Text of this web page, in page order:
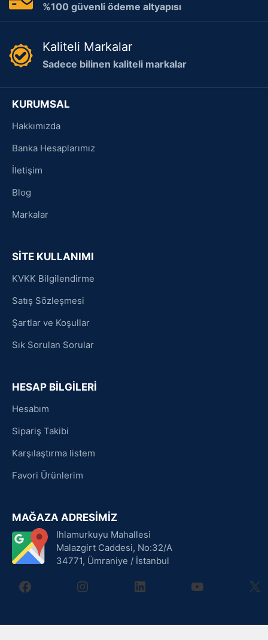
%100 güvenli ödeme altyapısı
Kaliteli Markalar
Sadece bilinen kaliteli markalar
KURUMSAL
Hakkımızda
Banka Hesaplarımız
İletişim
Blog
Markalar
SİTE KULLANIMI
KVKK Bilgilendirme
Satış Sözleşmesi
Şartlar ve Koşullar
Sık Sorulan Sorular
HESAP BİLGİLERİ
Hesabım
Sipariş Takibi
Karşılaştırma listem
Favori Ürünlerim
MAĞAZA ADRESİMİZ
Ihlamurkuyu Mahallesi
Malazgirt Caddesi, No:32/A
34771, Ümraniye / İstanbul
facebookinstagramlinkedin youtube X